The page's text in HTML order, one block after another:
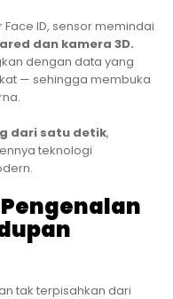
ID, sensor memindai
dan kamera 3D.
dengan data yang
— sehingga membuka
dari satu detik,
teknologi
tak terpisahkan dari